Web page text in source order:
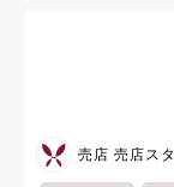
売店 売店ス